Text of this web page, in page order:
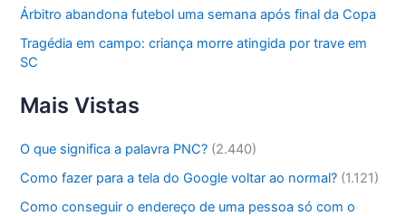
Árbitro abandona futebol uma semana após final da Copa
Tragédia em campo: criança morre atingida por trave em
SC
Mais Vistas
O que significa a palavra PNC? (2.440)
Como fazer para a tela do Google voltar ao normal? (1.121)
Como conseguir o endereço de uma pessoa só com o